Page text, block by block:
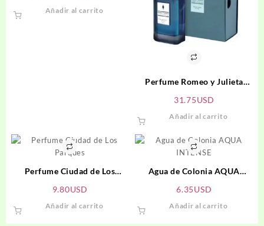
precio
Añadir al carrito
Perfume Romeo y Julieta
31.75USD
Añadir al carrito
Perfume Ciudad de Los
9.80USD
Añadir al carrito
Agua de Colonia AQUA
6.35USD
Añadir al carrito